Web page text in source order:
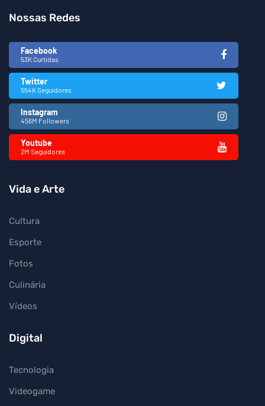
Nossas Redes
Facebook
53K Curtidas
Twitter
554K Seguidores
Instagram
456M Followers
Youtube
2M Seguidores
Vida e Arte
Cultura
Esporte
Fotos
Culinária
Vídeos
Digital
Tecnologia
Videogame